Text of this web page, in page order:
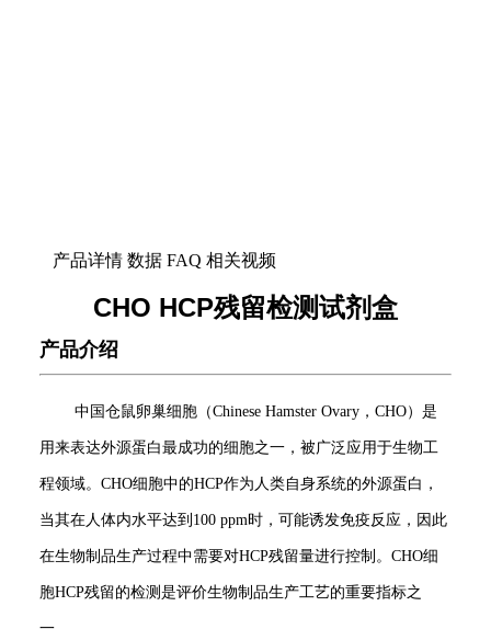
产品详情 数据 FAQ 相关视频
CHO HCP残留检测试剂盒
产品介绍
中国仓鼠卵巢细胞（Chinese Hamster Ovary，CHO）是
用来表达外源蛋白最成功的细胞之一，被广泛应用于生物工
程领域。CHO细胞中的HCP作为人类自身系统的外源蛋白，
当其在人体内水平达到100 ppm时，可能诱发免疫反应，因此
在生物制品生产过程中需要对HCP残留量进行控制。CHO细
胞HCP残留的检测是评价生物制品生产工艺的重要指标之